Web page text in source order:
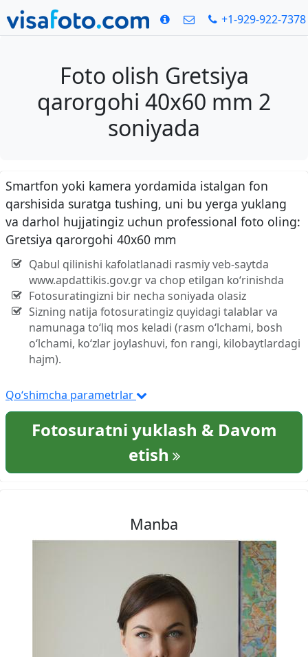
+1-929-922-7378
Foto olish Gretsiya
qarorgohi 40x60 mm 2
soniyada
Smartfon yoki kamera yordamida istalgan fon
qarshisida suratga tushing, uni bu yerga yuklang
va darhol hujjatingiz uchun professional foto oling:
Gretsiya qarorgohi 40x60 mm
Qabul qilinishi kafolatlanadi rasmiy veb-saytda
www.apdattikis.gov.gr va chop etilgan ko‘rinishda
Fotosuratingizni bir necha soniyada olasiz
Sizning natija fotosuratingiz quyidagi talablar va
namunaga to‘liq mos keladi (rasm o‘lchami, bosh
o‘lchami, ko‘zlar joylashuvi, fon rangi, kilobaytlardagi
hajm).
Qo‘shimcha parametrlar
Fotosuratni yuklash & Davom
etish
Manba